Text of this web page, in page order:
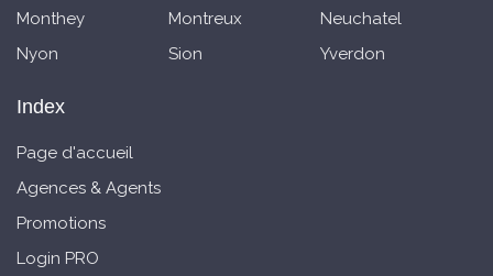
Monthey
Montreux
Neuchatel
Nyon
Sion Yverdon
Index
Page d'accueil
Agences & Agents
Promotions
Login PRO